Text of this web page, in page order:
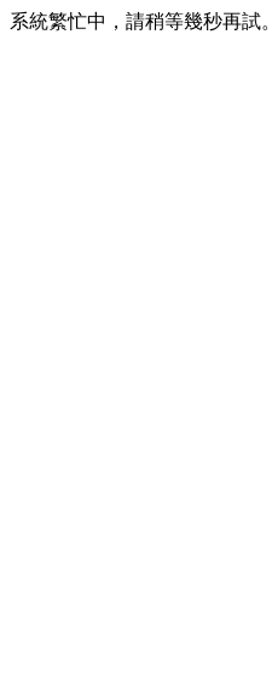
系統繁忙中，請稍等幾秒再試。